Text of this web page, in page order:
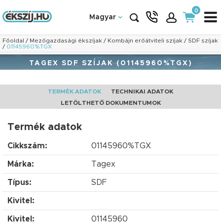
Magyar
0
Főoldal / Mezőgazdasági ékszíjak / Kombájn erőátviteli szíjak / SDF szíjak
/ 01145960%TGX
TAGEX SDF SZÍJAK (01145960%TGX)
TERMÉK ADATOK
TECHNIKAI ADATOK
LETÖLTHETŐ DOKUMENTUMOK
Termék adatok
Cikkszám: 01145960%TGX
Márka: Tagex
Típus: SDF
Kivitel:
Kivitel: 01145960